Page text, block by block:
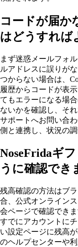
コードが届か
はどうすれば
まず迷惑メールフォ
ルアドレスに誤りが
つからない場合は、
履歴からコードが表
てもエラーになる場
ないかを確認し、そ
サポートへお問い合
側と連携し、状況の調
NoseFridaギ
うに確認でき
残高確認の方法はブ
合、公式オンライン
会ページで確認でき
すでにアカウントに
い設定ページに残高
のヘルプセンターや